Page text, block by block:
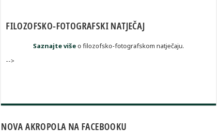
FILOZOFSKO-FOTOGRAFSKI NATJEČAJ
Saznajte višeo filozofsko-fotografskom natječaju.
-->
NOVA AKROPOLA NA FACEBOOKU